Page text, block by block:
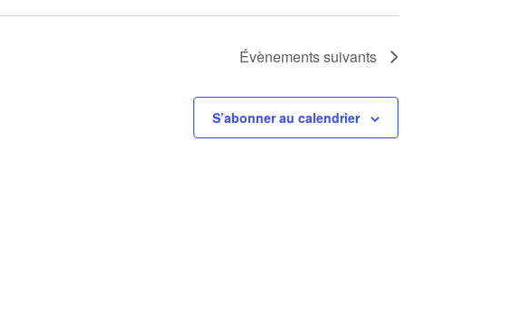
Évènementssuivants
S’abonner au calendrier